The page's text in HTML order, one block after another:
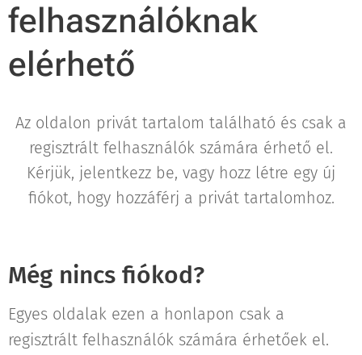
felhasználóknak
elérhető
Az oldalon privát tartalom található és csak a
regisztrált felhasználók számára érhető el.
Kérjük, jelentkezz be, vagy hozz létre egy új
fiókot, hogy hozzáférj a privát tartalomhoz.
Még nincs fiókod?
Egyes oldalak ezen a honlapon csak a
regisztrált felhasználók számára érhetőek el.